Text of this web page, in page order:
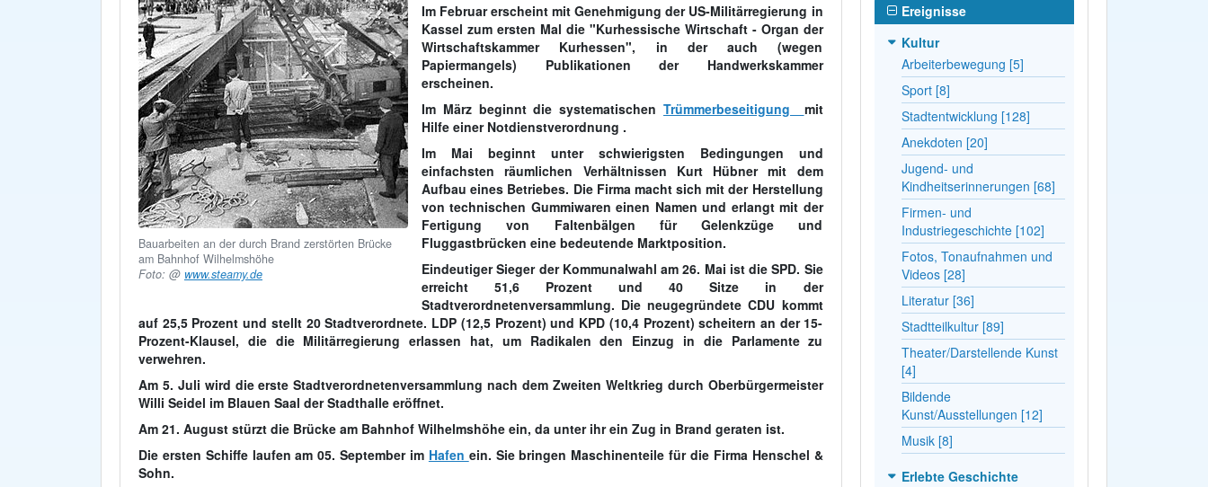
Bauarbeiten an der durch Brand zerstörten Brücke
am Bahnhof Wilhelmshöhe
Foto: @ www.steamy.de
Im Februarerscheint mit Genehmigung der US-Militärregierung in
Kassel zum ersten Mal die "Kurhessische Wirtschaft - Organ der
Wirtschaftskammer Kurhessen", in der auch (wegen
Papiermangels) Publikationen der Handwerkskammer
erscheinen.
Im März beginnt die systematischen Trümmerbeseitigung mit
Hilfe einer Notdienstverordnung .
Im Mai beginnt unter schwierigsten Bedingungen und
einfachsten räumlichen Verhältnissen Kurt Hübner mit dem
Aufbau eines Betriebes. Die Firma macht sich mit der Herstellung
von technischen Gummiwaren einen Namen und erlangt mit der
Fertigung von Faltenbälgen für Gelenkzüge und
Fluggastbrücken eine bedeutende Marktposition.
Eindeutiger Sieger der Kommunalwahl am26. Mai ist die SPD. Sie
erreicht 51,6 Prozent und 40 Sitze in der
Stadtverordnetenversammlung. Die neugegründete CDU kommt
auf 25,5 Prozent und stellt 20 Stadtverordnete. LDP (12,5 Prozent) und KPD (10,4 Prozent) scheitern an der 15-
Prozent-Klausel, die die Militärregierung erlassen hat, um Radikalen den Einzug in die Parlamente zu
verwehren.
Am 5. Juli wird die erste Stadtverordnetenversammlung nach dem Zweiten Weltkrieg durch Oberbürgermeister
Willi Seidel im Blauen Saal der Stadthalle eröffnet.
Am 21. August stürzt die Brücke am Bahnhof Wilhelmshöhe ein, da unter ihr ein Zug in Brand geraten ist.
Die ersten Schiffe laufen am05. Septemberim Hafen ein. Sie bringen Maschinenteile für die Firma Henschel &
Sohn.
Ereignisse
Kultur
Arbeiterbewegung [5]
Sport [8]
Stadtentwicklung [128]
Anekdoten [20]
Jugend- und
Kindheitserinnerungen [68]
Firmen- und
Industriegeschichte [102]
Fotos, Tonaufnahmen und
Videos [28]
Literatur [36]
Stadtteilkultur [89]
Theater/Darstellende Kunst
[4]
Bildende
Kunst/Ausstellungen [12]
Musik [8]
Erlebte Geschichte